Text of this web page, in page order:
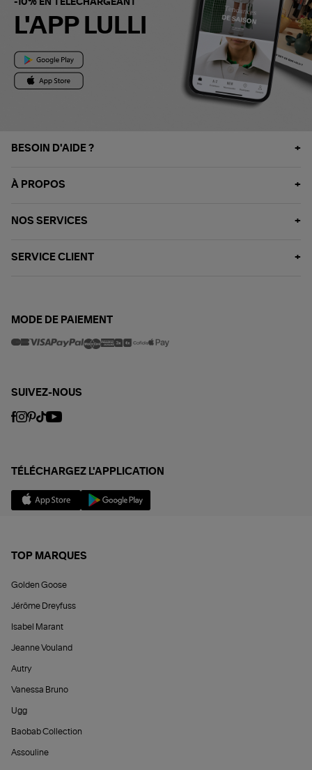
-10% EN TÉLÉCHARGEANT
L'APP LULLI
BESOIN D'AIDE ?
À PROPOS
NOS SERVICES
SERVICE CLIENT
MODE DE PAIEMENT
SUIVEZ-NOUS
TÉLÉCHARGEZ L'APPLICATION
TOP MARQUES
Golden Goose
Jérôme Dreyfuss
Isabel Marant
Jeanne Vouland
Autry
Vanessa Bruno
Ugg
Baobab Collection
Assouline